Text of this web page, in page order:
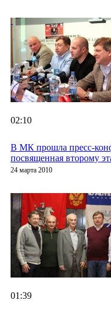
02:10
В МК прошла пресс-
посвященная второму
24 марта 2010
01:39